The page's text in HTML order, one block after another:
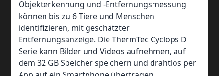
Objekterkennung und -Entfernungsmessung
können bis zu 6 Tiere und Menschen
identifizieren, mit geschätzter
Entfernungsanzeige. Die ThermTec Cyclops D
Serie kann Bilder und Videos aufnehmen, auf
dem 32 GB Speicher speichern und drahtlos per